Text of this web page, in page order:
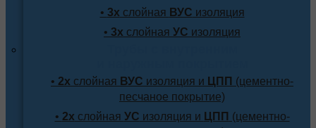
• 3х слойная ВУС изоляция
• 3х слойная УС изоляция
• 2х слойная ВУС изоляция и ЦПП (цементно-
песчаное покрытие)
• 2х слойная УС изоляция и ЦПП (цементно-